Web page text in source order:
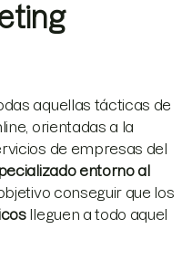
aquellas tácticas de
orientadas a la
de empresas del
entorno al
conseguir que los
lleguen a todo aquel